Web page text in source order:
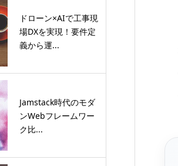
ドローン×AIで工事現
場DXを実現！要件定
義から運...
Jamstack時代のモダ
ンWebフレームワー
ク比...